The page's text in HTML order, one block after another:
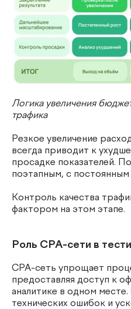
Логика увеличения
трафика
Резкое увеличение
всегда приводит к
просадке показателей.
поэтапным, с постоянным
Контроль качества
фактором на этом этапе.
Роль CPA-сети в
CPA-сеть упрощает
предоставляя доступ к
аналитике в одном
технических ошибок и